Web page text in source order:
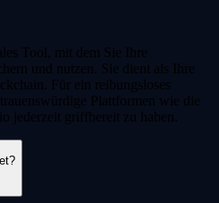
Tool, mit dem Sie Ihre
und nutzen. Sie dient als Ihre
Für ein reibungsloses
Plattformen wie die
jederzeit griffbereit zu haben.